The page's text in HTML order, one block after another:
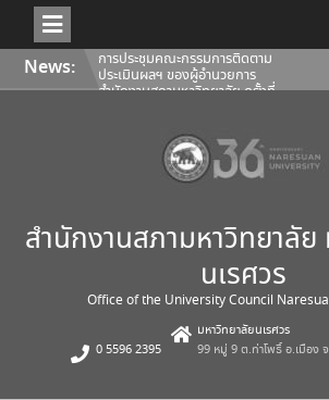
Skip
content
News: การประชุมคณะกรรมการติดตาม
ประเมินผลฯ ของผู้อำนวยการ
สำนักงานสภามหาวิทยาลัย ครั้งที่
งานด้านกฎหมายของสภา
มหาวิทยาลัยนเรศวร ครั้งที่ 9
การสรรหาผู้อำนวยการวิทยาลัย
สำนักงานสภามหาวิทยาลัย
นเรศวร
Office of the University Council
0 5596 2395
มหาวิทยาลัยนเรศวร
99 หมู่ 9 ต.ท่าโพธิ์ อ.เมือง